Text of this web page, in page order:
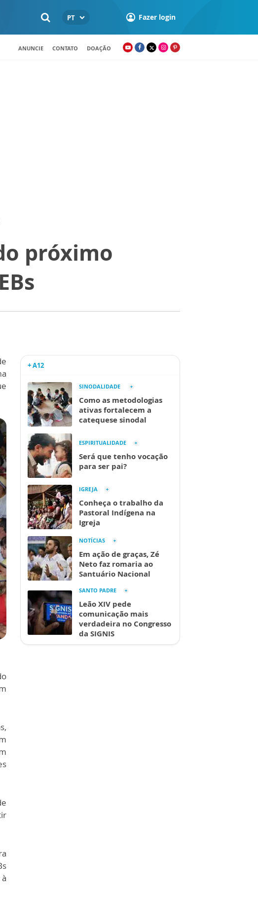
PT Fazer login
ANUNCIE CONTATO DOAÇÃO
próximo
+ A12
SINODALIDADE
Como as metodologias
ativas fortalecem a
catequese sinodal
ESPIRITUALIDADE
Será que tenho vocação
para ser pai?
IGREJA
Conheça o trabalho da
Pastoral Indígena na
Igreja
NOTÍCIAS
Em ação de graças, Zé
Neto faz romaria ao
Santuário Nacional
SANTO PADRE
Leão XIV pede
comunicação mais
verdadeira no Congresso
da SIGNIS